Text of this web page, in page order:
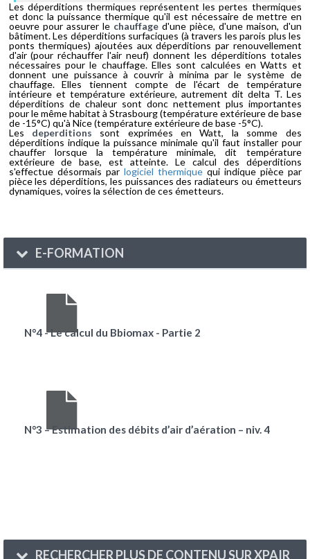
Les déperditions thermiques représentent les pertes thermiques
et donc la puissance thermique qu'il est nécessaire de mettre en
oeuvre pour assurer le chauffaged'une pièce, d'une maison, d'un
bâtiment. Les déperditions surfaciques (à travers les parois plus les
ponts thermiques) ajoutées aux déperditions par renouvellement
d'air (pour réchauffer l'air neuf) donnent les déperditions totales
nécessaires pour le chauffage. Elles sont calculées en Watts et
donnent une puissance à couvrir à minima par le système de
chauffage. Elles tiennent compte de l'écart de température
intérieure et température extérieure, autrement dit delta T. Les
déperditions de chaleur sont donc nettement plus importantes
pour le même habitat à Strasbourg (température extérieure de base
de -15°C) qu'à Nice (température extérieure de base -5°C).
Les deperditions sont exprimées en Watt, la somme des
déperditions indique la puissance minimale qu'il faut installer pour
chauffer lorsque la température minimale, dit température
extérieure de base, est atteinte. Le calcul des déperditions
s'effectue désormais par logiciel thermiquequi indique pièce par
pièce les déperditions, les puissances des radiateurs ou émetteurs
dynamiques, voires la sélection de ces émetteurs.
E-FORMATION
N°4 - Le calcul du Bbiomax - Partie 2
N°3 – Estimation des débits d’air d’aération – niv. 4
RECHERCHER PLUS DE CONTENU SUR XPAIR